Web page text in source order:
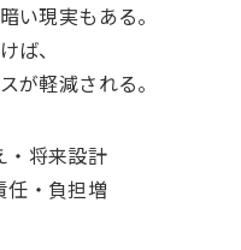
い現実もある。
ば、
が軽減される。
・将来設計
任・負担増